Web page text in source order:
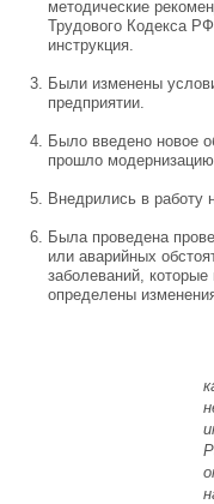
методические
Трудового Кодекса
инструкция.
Были изменены
предприятии.
Было введено новое
прошло
Внедрились в работу
Была проведена
или аварийных
заболеваний, которые
определены